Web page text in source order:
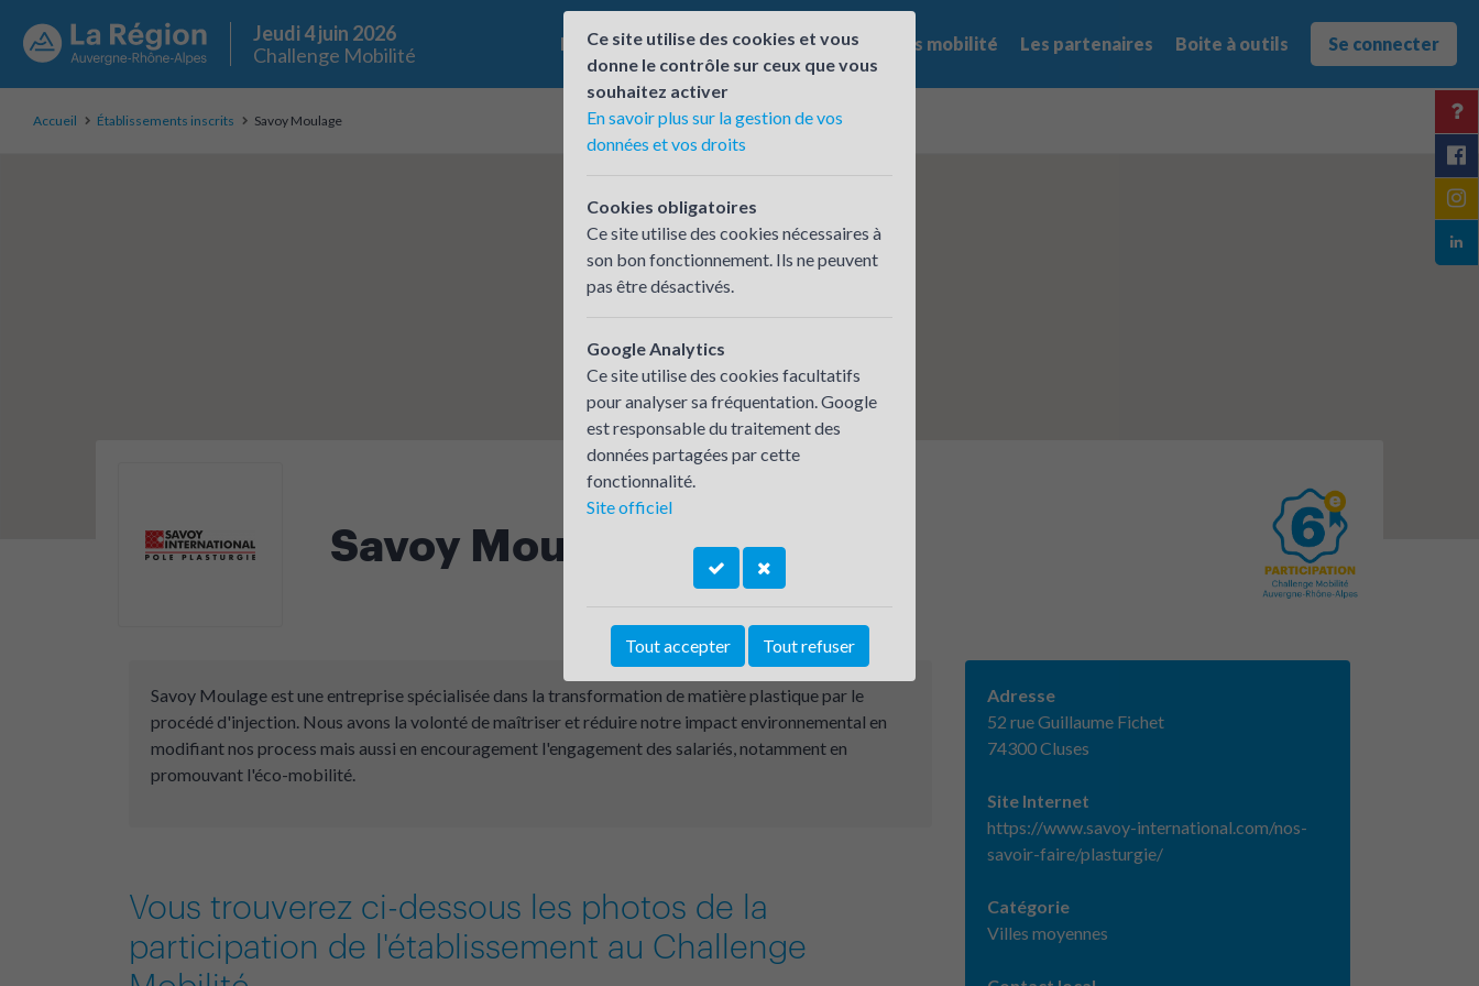
Jeudi 4 juin 2026
Challenge Mobilité
Le challenge Qui participe ? Les offres mobilité Les partenaires Boite à outils Se connecter
Accueil Établissements inscrits Savoy Moulage
Savoy Moulage
Savoy Moulage est une entreprise spécialisée dans la transformation de matière plastique par le
procédé d'injection. Nous avons la volonté de maîtriser et réduire notre impact environnemental en
modifiant nos process mais aussi en encouragement l'engagement des salariés, notamment en
promouvant l'éco-mobilité.
Vous trouverez ci-dessous les photos de la
participation de l'établissement au Challenge
Adresse
52 rue Guillaume Fichet
74300 Cluses
Site Internet
https://www.savoy-international.com/nos-
savoir-faire/plasturgie/
Catégorie
Villes moyennes
Ce site utilise des cookies et vous
donne le contrôle sur ceux que vous
souhaitez activer
En savoir plus sur la gestion de vos
données et vos droits
Cookies obligatoires
Ce site utilise des cookies nécessaires à
son bon fonctionnement. Ils ne peuvent
pas être désactivés.
Google Analytics
Ce site utilise des cookies facultatifs
pour analyser sa fréquentation. Google
est responsable du traitement des
données partagées par cette
fonctionnalité.
Site officiel
Tout accepter Tout refuser